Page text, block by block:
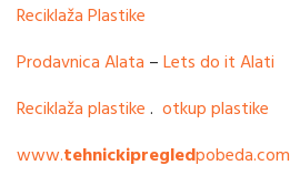
Reciklaža Plastike
Prodavnica Alata –Lets do it Alati
Reciklaža plastike. otkup plastike
www.tehnickipregledpobeda.com